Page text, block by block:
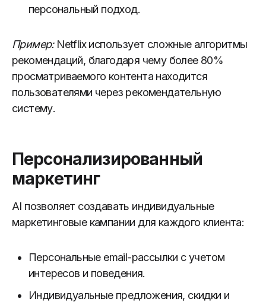
персональный подход.
Пример:Netflix использует сложные алгоритмы
рекомендаций, благодаря чему более 80%
просматриваемого контента находится
пользователями через рекомендательную
систему.
Персонализированный
маркетинг
AI позволяет создавать индивидуальные
маркетинговые кампании для каждого клиента:
Персональные email-рассылки с учетом
интересов и поведения.
Индивидуальные предложения, скидки и